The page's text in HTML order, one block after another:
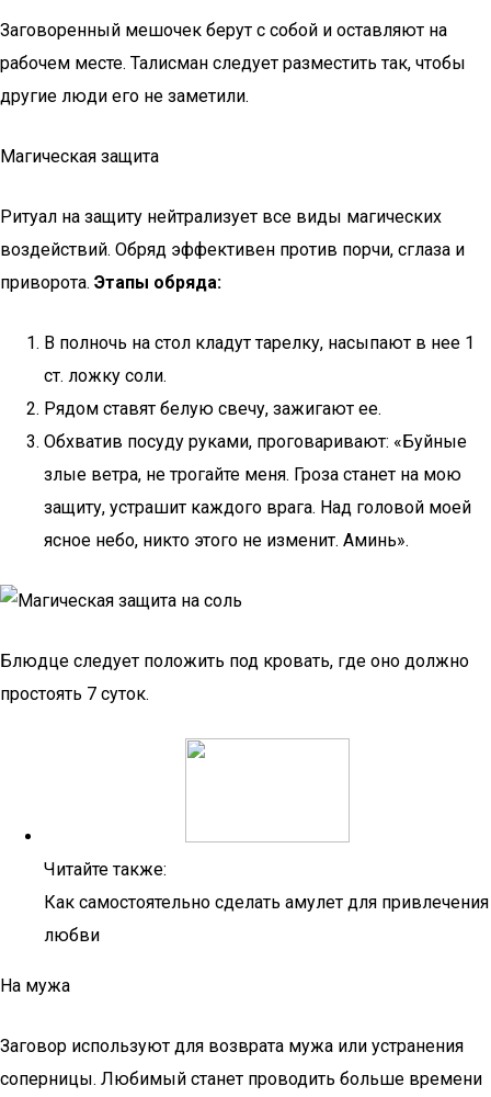
Заговоренный мешочек берут с собой и оставляют на
рабочем месте. Талисман следует разместить так, чтобы
другие люди его не заметили.
Магическая защита
Ритуал на защиту нейтрализует все виды магических
воздействий. Обряд эффективен против порчи, сглаза и
приворота. Этапы обряда:
В полночь на стол кладут тарелку, насыпают в нее 1
ст. ложку соли.
Рядом ставят белую свечу, зажигают ее.
Обхватив посуду руками, проговаривают: «Буйные
злые ветра, не трогайте меня. Гроза станет на мою
защиту, устрашит каждого врага. Над головой моей
ясное небо, никто этого не изменит. Аминь».
Блюдце следует положить под кровать, где оно должно
простоять 7 суток.
Читайте также:
Как самостоятельно сделать амулет для привлечения
любви
На мужа
Заговор используют для возврата мужа или устранения
соперницы. Любимый станет проводить больше времени